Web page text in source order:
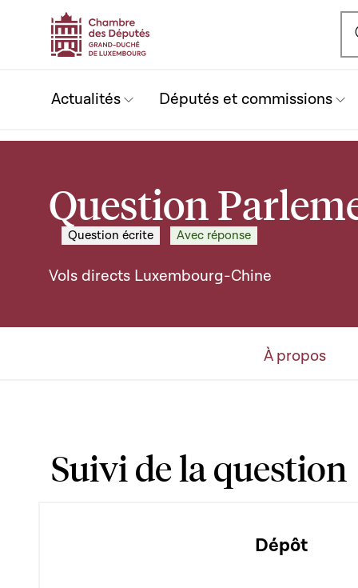
Actualités Députés et commissions
Question
Question écrite Avec réponse
Vols directs Luxembourg-Chine
À propos
Suivi de la question
Dépôt